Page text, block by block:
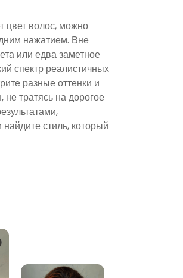
цвет волос, можно
нажатием. Вне
или едва заметное
спектр реалистичных
разные оттенки и
не тратясь на дорогое
стиль, который